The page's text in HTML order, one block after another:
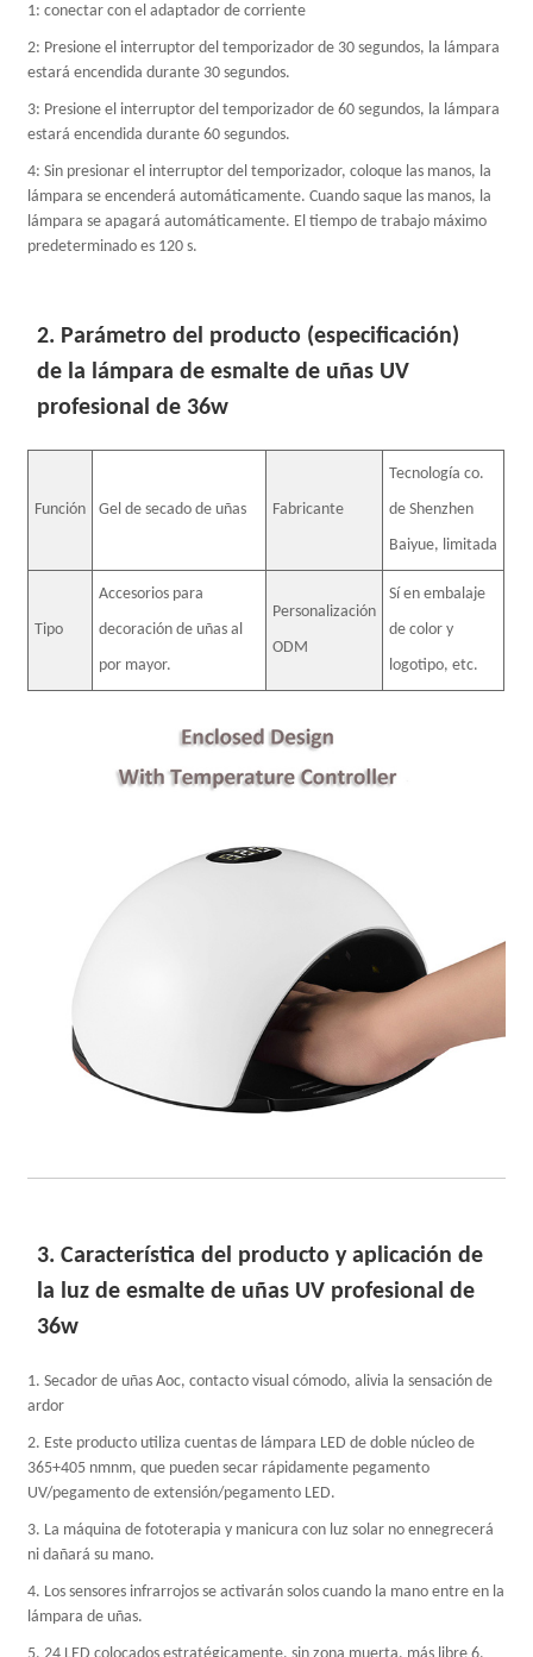
1: conectar con el adaptador de corriente
2: Presione el interruptor del temporizador de 30 segundos, la lámpara
estará encendida durante 30 segundos.
3: Presione el interruptor del temporizador de 60 segundos, la lámpara
estará encendida durante 60 segundos.
4: Sin presionar el interruptor del temporizador, coloque las manos, la
lámpara se encenderá automáticamente. Cuando saque las manos, la
lámpara se apagará automáticamente. El tiempo de trabajo máximo
predeterminado es 120 s.
2. Parámetro del producto (especificación)
de la lámpara de esmalte de uñas UV
profesional de 36w
Función Gel de secado de uñas Fabricante
Tecnología co.
de Shenzhen
Baiyue, limitada
Tipo
Accesorios para
decoración de uñas al
por mayor.
Personalización
ODM
Sí en embalaje
de color y
logotipo, etc.
3. Característica del producto y aplicación de
la luz de esmalte de uñas UV profesional de
36w
1. Secador de uñas Aoc, contacto visual cómodo, alivia la sensación de
ardor
2. Este producto utiliza cuentas de lámpara LED de doble núcleo de
365+405 nmnm, que pueden secar rápidamente pegamento
UV/pegamento de extensión/pegamento LED.
3. La máquina de fototerapia y manicura con luz solar no ennegrecerá
ni dañará su mano.
4. Los sensores infrarrojos se activarán solos cuando la mano entre en la
lámpara de uñas.